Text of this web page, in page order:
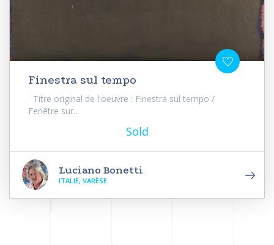
Finestra sul tempo
Titre original de l'oeuvre : Finestra sul tempo /
Fenêtre sur...
Sold
Luciano Bonetti
ITALIE, VARÈSE